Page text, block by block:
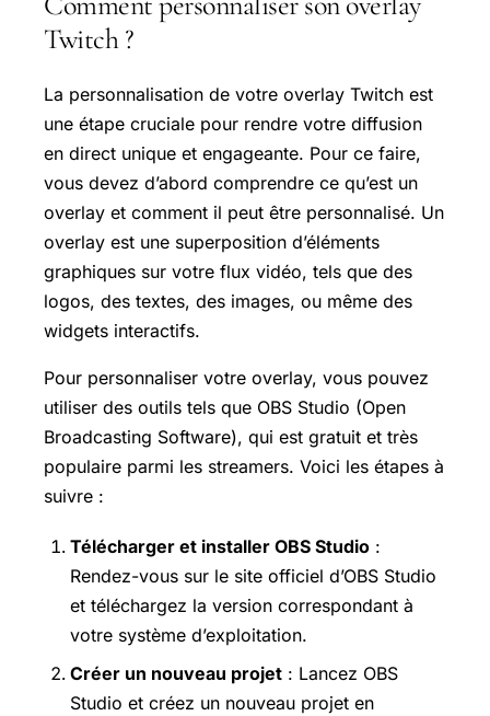
Twitch ?
La personnalisation de votre overlay Twitch est
une étape cruciale pour rendre votre diffusion
en direct unique et engageante. Pour ce faire,
vous devez d’abord comprendre ce qu’est un
overlay et comment il peut être personnalisé. Un
overlay est une superposition d’éléments
graphiques sur votre flux vidéo, tels que des
logos, des textes, des images, ou même des
widgets interactifs.
Pour personnaliser votre overlay, vous pouvez
utiliser des outils tels que OBS Studio (Open
Broadcasting Software), qui est gratuit et très
populaire parmi les streamers. Voici les étapes à
suivre :
Télécharger et installer OBS Studio :
Rendez-vous sur le site officiel d’OBS Studio
et téléchargez la version correspondant à
votre système d’exploitation.
Créer un nouveau projet : Lancez OBS
Studio et créez un nouveau projet en